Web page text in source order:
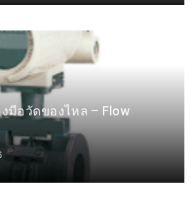
มือวัดของไหล – Flow